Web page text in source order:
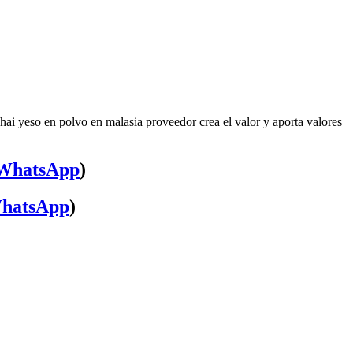
yeso en polvo en malasia proveedor crea el valor y aporta valores
)
)